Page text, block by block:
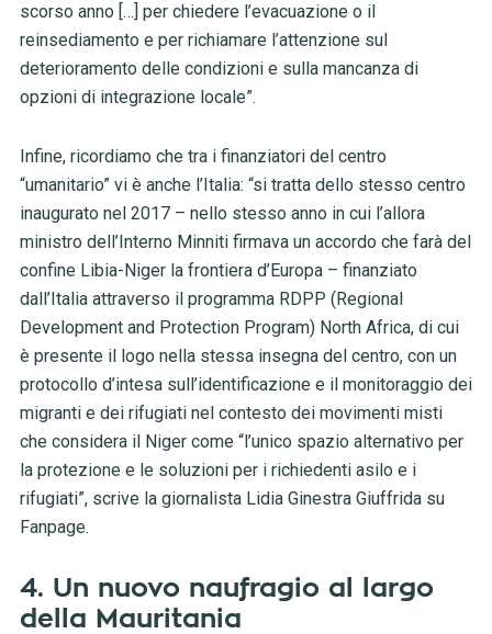
scorso anno […] per chiedere l’evacuazione o il
reinsediamento e per richiamare l’attenzione sul
deterioramento delle condizioni e sulla mancanza di
opzioni di integrazione locale”.
Infine, ricordiamo che tra i finanziatori del centro
“umanitario” vi è anche l’Italia: “si tratta dello stesso centro
inaugurato nel 2017 – nello stesso anno in cui l’allora
ministro dell’Interno Minniti firmava un accordo che farà del
confine Libia-Niger la frontiera d’Europa – finanziato
dall’Italia attraverso il programma RDPP (Regional
Development and Protection Program) North Africa, di cui
è presente il logo nella stessa insegna del centro, con un
protocollo d’intesa sull’identificazione e il monitoraggio dei
migranti e dei rifugiati nel contesto dei movimenti misti
che considera il Niger come “l’unico spazio alternativo per
la protezione e le soluzioni per i richiedenti asilo e i
rifugiati”, scrive la giornalista Lidia Ginestra Giuffrida su
Fanpage.
4. Un nuovo naufragio al largo
della Mauritania